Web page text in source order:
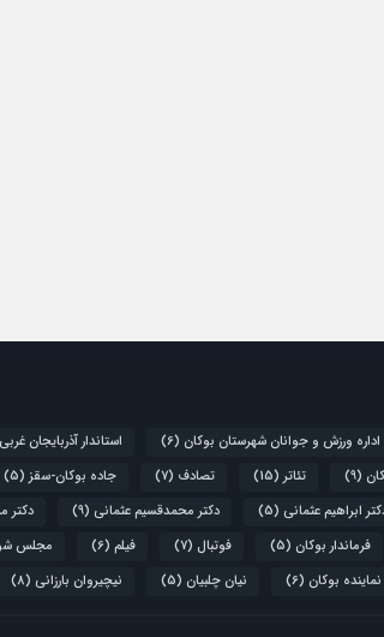
اداره ورزش و جوانان شهرستان بوکان (6) استاندار آذربایجان غربی
(9) تئاتر (15) تصادف (7) جاده بوکان-سقز (5)
ابراهیم عثمانی (5) دکتر محمدقسیم عثمانی (9) دکتر
فرماندار بوکان (5) فوتبال (7) فیلم (6) مجلس
نماینده بوکان (6) نیان چلبیان (5) نیچیروان بارزانی (8)